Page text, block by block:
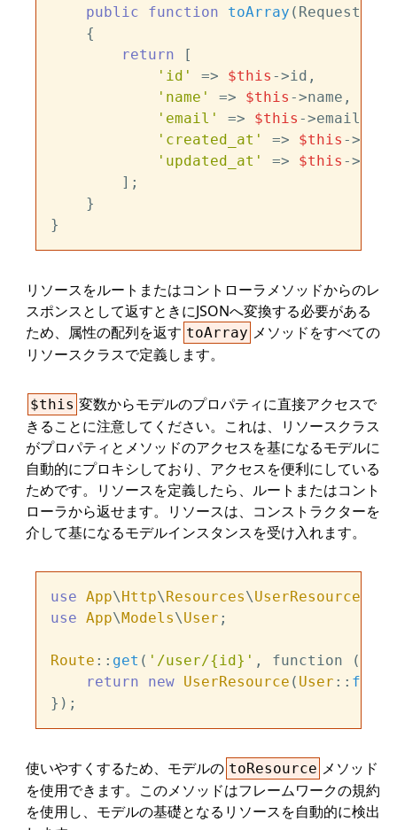
public
function toArray ( Request
{
return [
'id'
=> $this ->id,
'name'
=> $this ->name,
'email'
=> $this ->email,
'created_at'
=> $this -
'updated_at'
=> $this -
        ];
    }
リソースをルートまたはコントローラメソッドからのレ
スポンスとして返すときにJSONへ変換する必要がある
ため、属性の配列を返す toArray メソッドをすべての
リソースクラスで定義します。
$this 変数からモデルのプロパティに直接アクセスで
きることに注意してください。これは、リソースクラス
がプロパティとメソッドのアクセスを基になるモデルに
自動的にプロキシしており、アクセスを便利にしている
ためです。リソースを定義したら、ルートまたはコント
ローラから返せます。リソースは、コンストラクターを
介して基になるモデルインスタンスを受け入れます。
use App\Http\Resources\UserResource
use App\Models\User ;
Route :: get ( '/user/{id}' , function (
return
new UserResource ( User ::
使いやすくするため、モデルの toResource メソッド
を使用できます。このメソッドはフレームワークの規約
を使用し、モデルの基礎となるリソースを自動的に検出